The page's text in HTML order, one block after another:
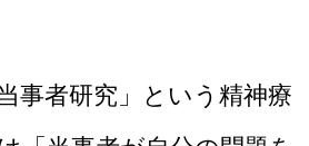
事者研究」という精神療